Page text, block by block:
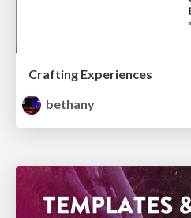
Crafting Experiences
bethany